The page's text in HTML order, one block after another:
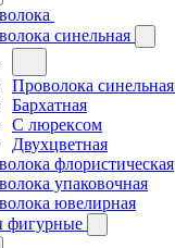
синельная
Проволока синельная
Бархатная
С люрексом
Двухцветная
флористическая
упаковочная
ювелирная
фигурные